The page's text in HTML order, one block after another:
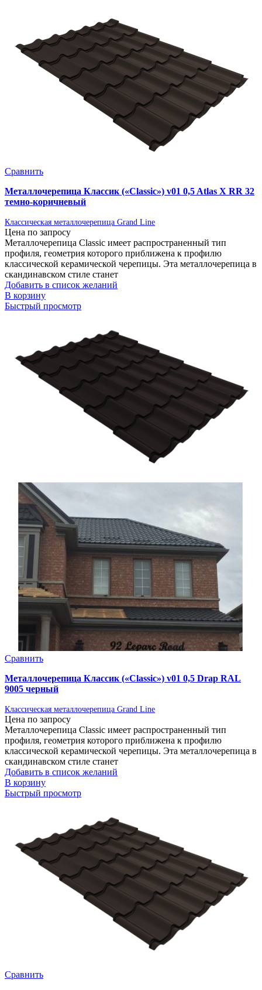
Сравнить
Металлочерепица Классик («Classic») v01 0,5 Atlas X RR 32
темно-коричневый
Классическая металлочерепица Grand Line
Цена по запросу
Металлочерепица Classic имеет распространенный тип
профиля, геометрия которого приближена к профилю
классической керамической черепицы. Эта металлочерепица в
скандинавском стиле станет
Добавить в список желаний
В корзину
Быстрый просмотр
Сравнить
Металлочерепица Классик («Classic») v01 0,5 Drap RAL
9005 черный
Классическая металлочерепица Grand Line
Цена по запросу
Металлочерепица Classic имеет распространенный тип
профиля, геометрия которого приближена к профилю
классической керамической черепицы. Эта металлочерепица в
скандинавском стиле станет
Добавить в список желаний
В корзину
Быстрый просмотр
Сравнить